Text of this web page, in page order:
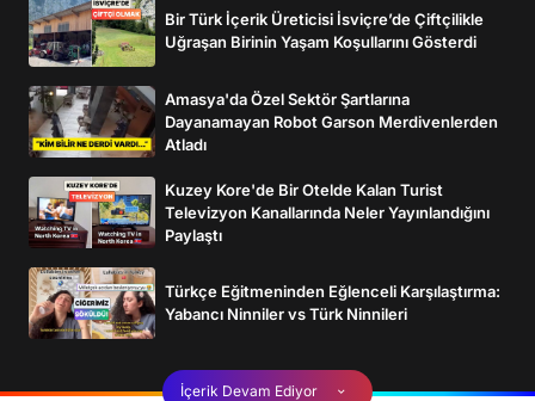
Bir Türk İçerik Üreticisi İsviçre’de Çiftçilikle
Uğraşan Birinin Yaşam Koşullarını Gösterdi
Amasya'da Özel Sektör Şartlarına
Dayanamayan Robot Garson Merdivenlerden
Atladı
Kuzey Kore'de Bir Otelde Kalan Turist
Televizyon Kanallarında Neler Yayınlandığını
Paylaştı
Türkçe Eğitmeninden Eğlenceli Karşılaştırma:
Yabancı Ninniler vs Türk Ninnileri
İçerik Devam Ediyor